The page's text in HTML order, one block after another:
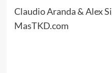
Claudio Aranda & Alex
MasTKD.com